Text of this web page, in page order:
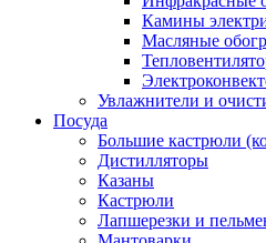
Камины
Масляные
Увлажнители и
Посуда
Большие кастрюли
Дистилляторы
Казаны
Кастрюли
Лапшерезки и